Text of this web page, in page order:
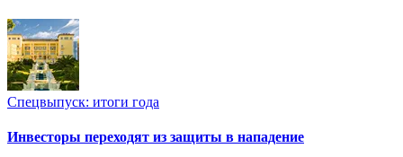
Спецвыпуск: итоги года
Инвесторы переходят из защиты в нападение